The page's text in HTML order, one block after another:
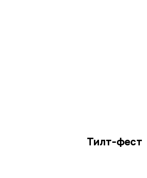
Тилт-фест